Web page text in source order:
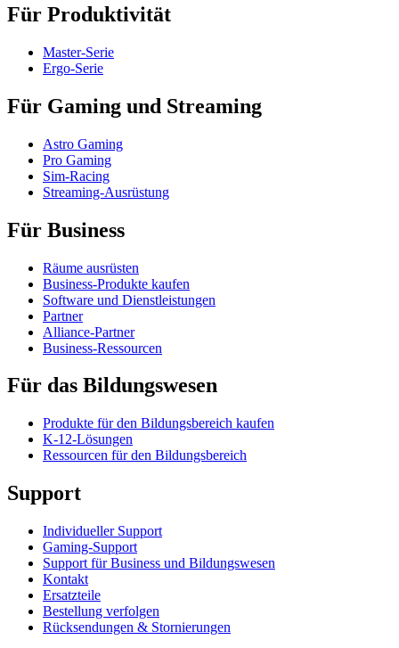
Für Produktivität
Master-Serie
Ergo-Serie
Für Gaming und Streaming
Astro Gaming
Pro Gaming
Sim-Racing
Streaming-Ausrüstung
Für Business
Räume ausrüsten
Business-Produkte kaufen
Software und Dienstleistungen
Partner
Alliance-Partner
Business-Ressourcen
Für das Bildungswesen
Produkte für den Bildungsbereich kaufen
K-12-Lösungen
Ressourcen für den Bildungsbereich
Support
Individueller Support
Gaming-Support
Support für Business und Bildungswesen
Kontakt
Ersatzteile
Bestellung verfolgen
Rücksendungen & Stornierungen